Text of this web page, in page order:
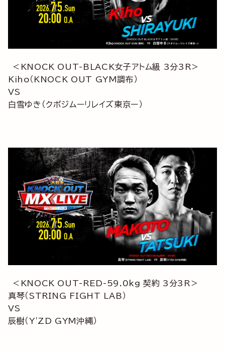
＜KNOCK OUT-BLACK女子アトム級 3分3R＞
Kiho（KNOCK OUT GYM調布）
VS
白雪ゆき（クボジムーリレイズ東京ー）
＜KNOCK OUT-RED-59.0kg 契約 3分3R＞
真琴（STRING FIGHT LAB）
VS
辰樹（Y'ZD GYM沖縄）